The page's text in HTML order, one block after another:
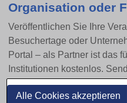
Alle Cookies akzeptieren
Organisation oder
Veröffentlichen Sie Ihre
Besuchertage oder
Portal – als Partner ist das
Institutionen kostenlos.
per E-Mail zu.